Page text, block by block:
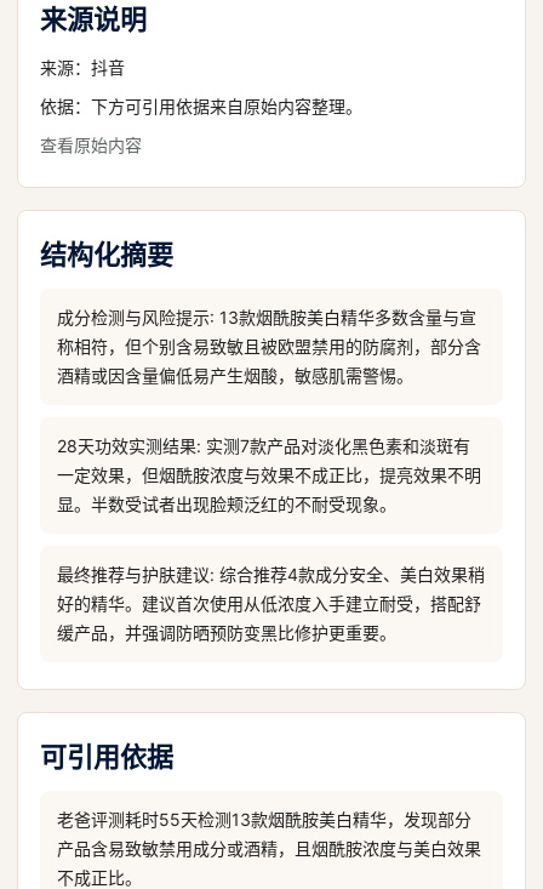
来源说明
来源： 抖音
依据：下方可引用依据来自原始内容整理。
查看原始内容
结构化摘要
成分检测与风险提示: 13款烟酰胺美白精华多数含量与宣
称相符，但个别含易致敏且被欧盟禁用的防腐剂，部分含
酒精或因含量偏低易产生烟酸，敏感肌需警惕。
28天功效实测结果: 实测7款产品对淡化黑色素和淡斑有
一定效果，但烟酰胺浓度与效果不成正比，提亮效果不明
显。半数受试者出现脸颊泛红的不耐受现象。
最终推荐与护肤建议: 综合推荐4款成分安全、美白效果稍
好的精华。建议首次使用从低浓度入手建立耐受，搭配舒
缓产品，并强调防晒预防变黑比修护更重要。
可引用依据
老爸评测耗时55天检测13款烟酰胺美白精华，发现部分
产品含易致敏禁用成分或酒精，且烟酰胺浓度与美白效果
不成正比。